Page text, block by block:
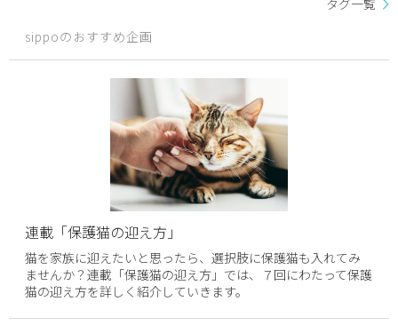
sippoのおすすめ企画
連載「保護猫の迎え方」
猫を家族に迎えたいと思ったら、選択肢に保護猫も入れてみ
ませんか？連載「保護猫の迎え方」では、７回にわたって保護
猫の迎え方を詳しく紹介していきます。